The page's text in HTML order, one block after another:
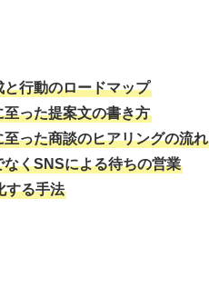
と行動のロードマップ
至った提案文の書き方
至った商談のヒアリングの流れ
なくSNSによる待ちの営業
する手法